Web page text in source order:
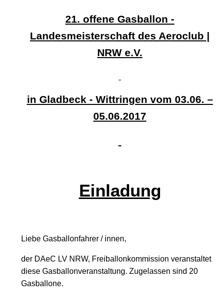
21. offene Gasballon -
Landesmeisterschaft des Aeroclub |
NRW e.V.
in Gladbeck - Wittringen vom 03.06. –
05.06.2017
Einladung
Liebe Gasballonfahrer / innen,
der DAeC LV NRW, Freiballonkommission veranstaltet
diese Gasballonveranstaltung. Zugelassen sind 20
Gasballone.